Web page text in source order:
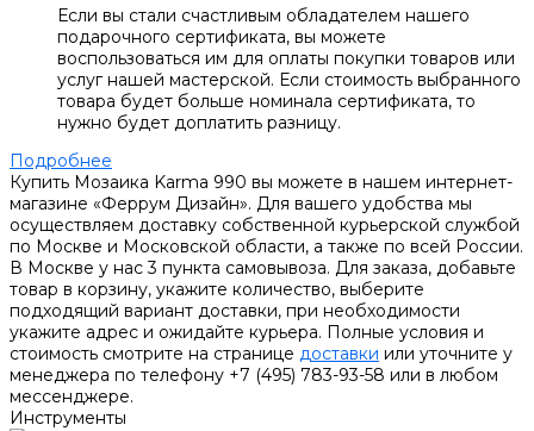
Если вы стали счастливым обладателем нашего
подарочного сертификата, вы можете
воспользоваться им для оплаты покупки товаров или
услуг нашей мастерской. Если стоимость выбранного
товара будет больше номинала сертификата, то
нужно будет доплатить разницу.
Подробнее
Купить Мозаика Karma 990 вы можете в нашем интернет-
магазине «Феррум Дизайн». Для вашего удобства мы
осуществляем доставку собственной курьерской службой
по Москве и Московской области, а также по всей России.
В Москве у нас 3 пункта самовывоза. Для заказа, добавьте
товар в корзину, укажите количество, выберите
подходящий вариант доставки, при необходимости
укажите адрес и ожидайте курьера. Полные условия и
стоимость смотрите на странице доставки или уточните у
менеджера по телефону +7 (495) 783-93-58 или в любом
мессенджере.
Инструменты